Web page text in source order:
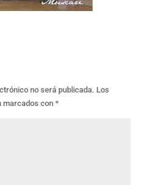
no será publicada. Los
marcados con *